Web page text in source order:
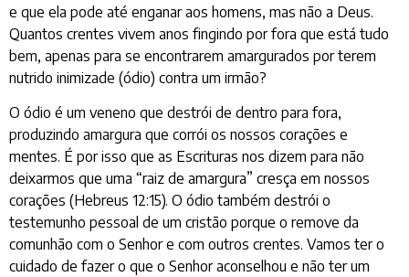
e que ela pode até enganar aos homens, mas não a Deus.
Quantos crentes vivem anos fingindo por fora que está tudo
bem, apenas para se encontrarem amargurados por terem
nutrido inimizade (ódio) contra um irmão?
O ódio é um veneno que destrói de dentro para fora,
produzindo amargura que corrói os nossos corações e
mentes. É por isso que as Escrituras nos dizem para não
deixarmos que uma “raiz de amargura” cresça em nossos
corações (Hebreus 12:15). O ódio também destrói o
testemunho pessoal de um cristão porque o remove da
comunhão com o Senhor e com outros crentes. Vamos ter o
cuidado de fazer o que o Senhor aconselhou e não ter um